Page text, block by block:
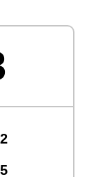
2
5